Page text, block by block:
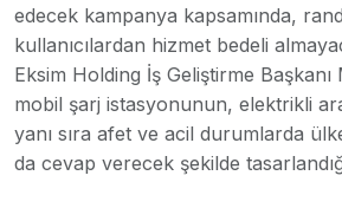
edecek kampanya kapsamında,
kullanıcılardan hizmet bedeli
Eksim Holding İş Geliştirme
mobil şarj istasyonunun, elektrikli
yanı sıra afet ve acil durumlarda
da cevap verecek şekilde